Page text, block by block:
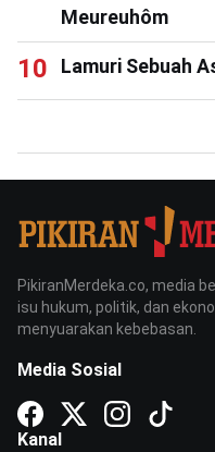
Meureuhôm
Lamuri Sebuah
PikiranMerdeka.co, media
isu hukum, politik, dan
menyuarakan kebebasan.
Media Sosial
Kanal